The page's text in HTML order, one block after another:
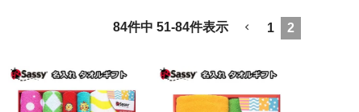
84件中 51-84件表示 1 2